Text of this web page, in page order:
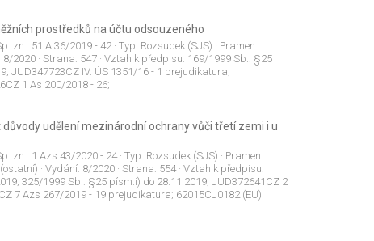
prostředků na účtu odsouzeného
zn.: 51 A 36/2019 - 42· Typ: Rozsudek (SJS) · Pramen:
8/2020· Strana: 547· Vztah k předpisu: 169/1999 Sb.: §25
JUD347723CZ IV. ÚS 1351/16 - 1 prejudikatura;
1 As 200/2018 - 26;
udělení mezinárodní ochrany vůči třetí zemi i u
zn.: 1 Azs 43/2020 - 24· Typ: Rozsudek (SJS) · Pramen:
· Vydání: 8/2020· Strana: 554· Vztah k předpisu:
325/1999 Sb.: §25 písm.i) do 28.11.2019; JUD372641CZ 2
7 Azs 267/2019 - 19 prejudikatura; 62015CJ0182 (EU)